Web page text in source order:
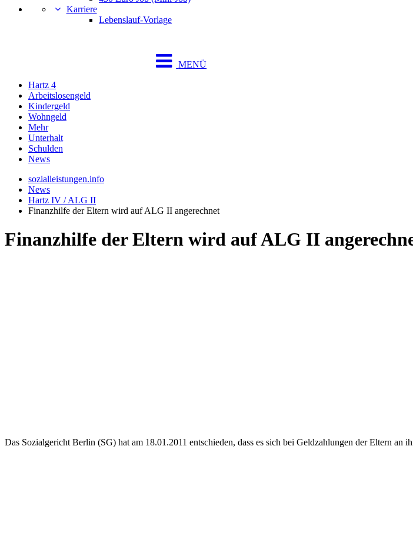
Karriere
Lebenslauf-Vorlage
MENÜ
Hartz 4
Arbeitslosengeld
Kindergeld
Wohngeld
Mehr
Unterhalt
Schulden
News
sozialleistungen.info
News
Hartz IV / ALG II
Finanzhilfe der Eltern wird auf ALG II angerechnet
Finanzhilfe der Eltern wird auf ALG II
Das Sozialgericht Berlin (SG) hat am 18.01.2011 entschieden, dass es sich bei Geldzahlungen der Eltern